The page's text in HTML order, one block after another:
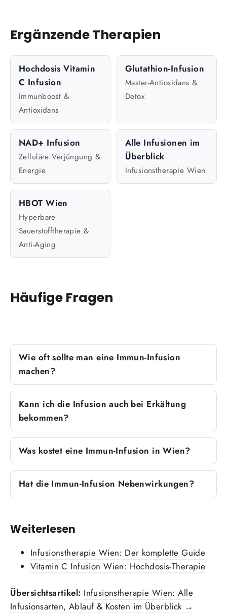
Ergänzende Therapien
Hochdosis Vitamin
C Infusion
Immunboost &
Antioxidans
Glutathion-Infusion
Master-Antioxidans &
Detox
NAD+ Infusion
Zelluläre Verjüngung &
Energie
Alle Infusionen im
Überblick
Infusionstherapie Wien
HBOT Wien
Hyperbare
Sauerstofftherapie &
Anti-Aging
Häufige Fragen
Wie oft sollte man eine Immun-Infusion
machen?
Kann ich die Infusion auch bei Erkältung
bekommen?
Was kostet eine Immun-Infusion in Wien?
Hat die Immun-Infusion Nebenwirkungen?
Weiterlesen
Infusionstherapie Wien: Der komplette Guide
Vitamin C Infusion Wien: Hochdosis-Therapie
Übersichtsartikel: Infusionstherapie Wien: Alle
Infusionsarten, Ablauf & Kosten im Überblick →